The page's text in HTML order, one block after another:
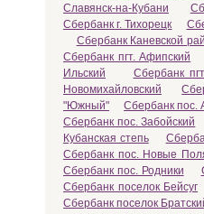
Славянск-на-Кубани
Сбербанк г. Тихорецк
Сбербанк Каневской
Сбербанк пгт. Афипский
Ильский
Сбербанк
Новомихайловский
"Южный"
Сбербанк пос.
Сбербанк пос. Забойский
Кубанская степь
Сбербанк пос. Новые
Сбербанк пос. Родники
Сбербанк поселок Бейсуг
Сбербанк поселок